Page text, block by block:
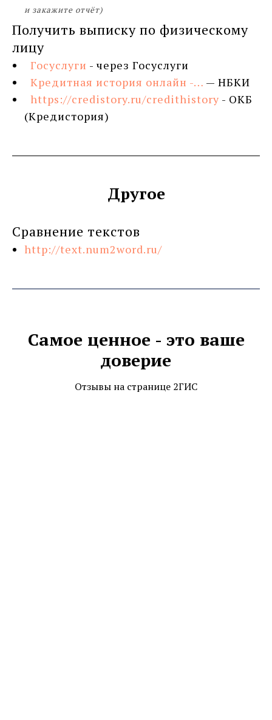
и закажите отчёт)
Получить выписку по физическому
лицу
Госуслуги - через Госуслуги
Кредитная история онлайн -… — НБКИ
https://credistory.ru/credithistory - ОКБ
(Кредистория)
Другое
Сравнение текстов
http://text.num2word.ru/
Самое ценное - это ваше
доверие
Отзывы на странице 2ГИС